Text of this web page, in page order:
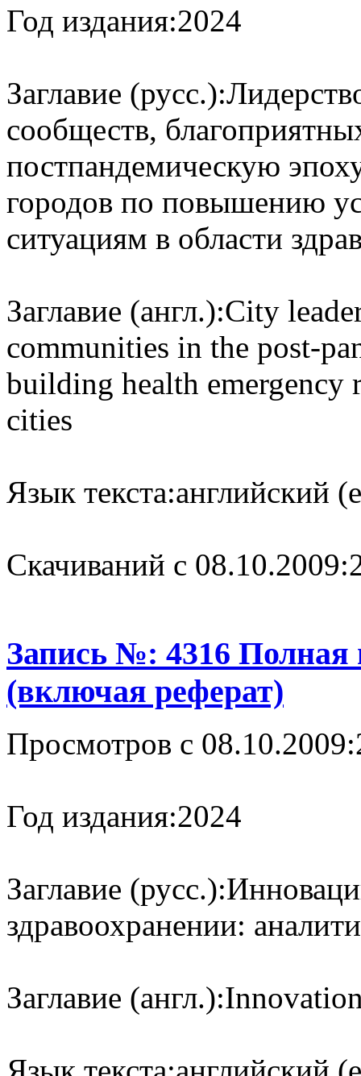
Год издания:2024
Заглавие (русс.):
сообществ,
постпандемическую
городов по повышению
ситуациям в области
Заглавие (англ.):City
communities in the post-
building health emergency
cities
Язык текста:английский
Cкачиваний с 08.10.2009:
Запись №: 4316 Полная
(включая реферат)
Просмотров с 08.10.2009:
Год издания:2024
Заглавие (русс.):
здравоохранении:
Заглавие (англ.):